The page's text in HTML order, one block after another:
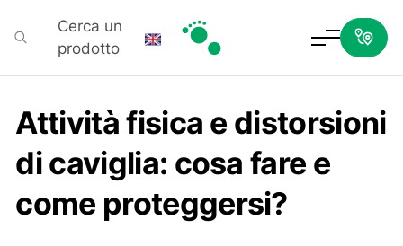
Cerca un
prodotto
Attività fisica e distorsioni
di caviglia: cosa fare e
come proteggersi?